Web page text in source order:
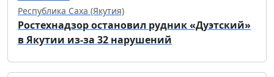
Республика Саха (Якутия)
Ростехнадзор остановил рудник «Дуэтский»
в Якутии из-за 32 нарушений